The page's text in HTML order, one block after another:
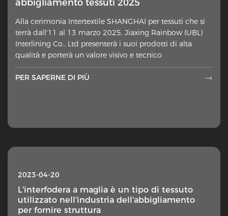
abbigliamento tessuti 2025
Alla cerimonia Intertextile SHANGHAI per tessuti che si
terrà dall'11 al 13 marzo 2025, Jiaxing Rainbow (UBL)
Interlining Co., Ltd presenterà i suoi prodotti di alta
qualità e porterà un valore visivo e tecnico
PER SAPERNE DI PIÙ 
2023-04-20
L'interfodera a maglia è un tipo di tessuto
utilizzato nell'industria dell'abbigliamento
per fornire struttura